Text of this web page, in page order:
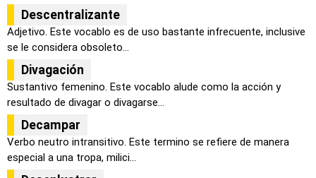
Descentralizante
Adjetivo. Este vocablo es de uso bastante infrecuente, inclusive
se le considera obsoleto...
Divagación
Sustantivo femenino. Este vocablo alude como la acción y
resultado de divagar o divagarse...
Decampar
Verbo neutro intransitivo. Este termino se refiere de manera
especial a una tropa, milici...